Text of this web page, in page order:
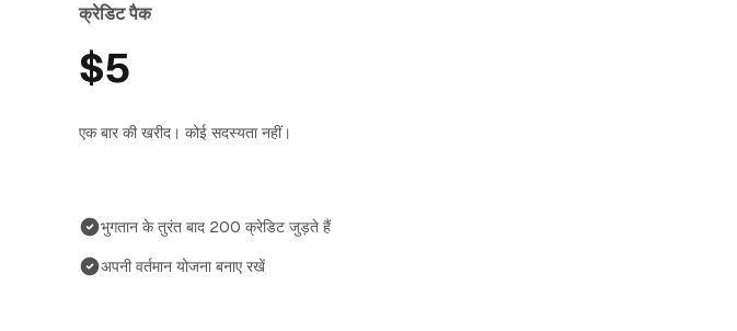
क्रेडिट पैक
$5
एक बार की खरीद। कोई सदस्यता नहीं।
भुगतान के तुरंत बाद 200 क्रेडिट जुड़ते हैं
अपनी वर्तमान योजना बनाए रखें